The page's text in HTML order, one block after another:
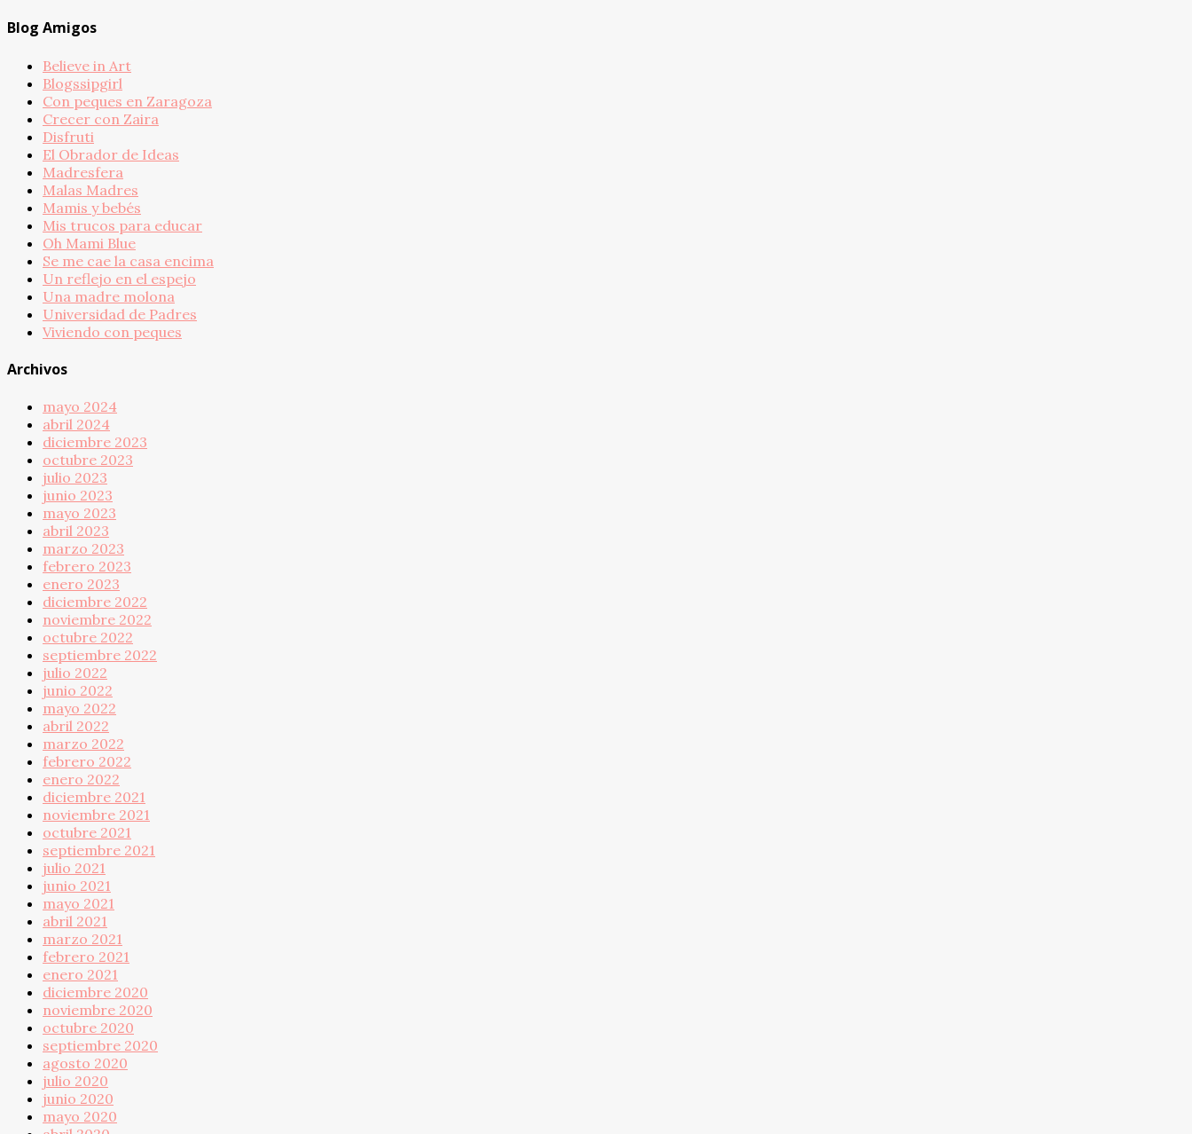
Blog Amigos
Believe in Art
Blogssipgirl
Con peques en Zaragoza
Crecer con Zaira
Disfruti
El Obrador de Ideas
Madresfera
Malas Madres
Mamis y bebés
Mis trucos para educar
Oh Mami Blue
Se me cae la casa encima
Un reflejo en el espejo
Una madre molona
Universidad de Padres
Viviendo con peques
Archivos
mayo 2024
abril 2024
diciembre 2023
octubre 2023
julio 2023
junio 2023
mayo 2023
abril 2023
marzo 2023
febrero 2023
enero 2023
diciembre 2022
noviembre 2022
octubre 2022
septiembre 2022
julio 2022
junio 2022
mayo 2022
abril 2022
marzo 2022
febrero 2022
enero 2022
diciembre 2021
noviembre 2021
octubre 2021
septiembre 2021
julio 2021
junio 2021
mayo 2021
abril 2021
marzo 2021
febrero 2021
enero 2021
diciembre 2020
noviembre 2020
octubre 2020
septiembre 2020
agosto 2020
julio 2020
junio 2020
mayo 2020